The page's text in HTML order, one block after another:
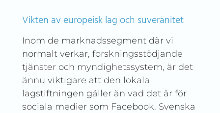
Vikten av europeisk lag och suveränitet
Inom de marknadssegment där vi
normalt verkar, forskningsstödjande
tjänster och myndighetssystem, är det
ännu viktigare att den lokala
lagstiftningen gäller än vad det är för
sociala medier som Facebook. Svenska